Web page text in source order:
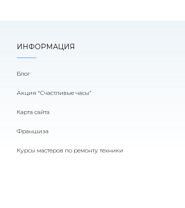
ИНФОРМАЦИЯ
Блог
Акция “Счастливые часы”
Карта сайта
Франшиза
Курсы мастеров по ремонту техники